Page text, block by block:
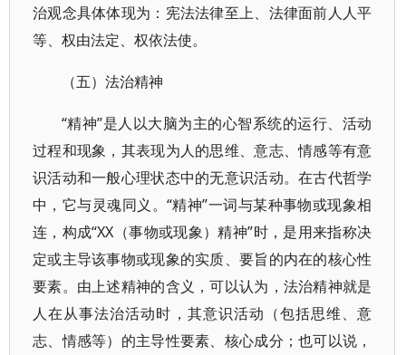
治观念具体体现为：宪法法律至上、法律面前人人平
等、权由法定、权依法使。
（五）法治精神
“精神”是人以大脑为主的心智系统的运行、活动
过程和现象，其表现为人的思维、意志、情感等有意
识活动和一般心理状态中的无意识活动。在古代哲学
中，它与灵魂同义。“精神”一词与某种事物或现象相
连，构成“XX（事物或现象）精神”时，是用来指称决
定或主导该事物或现象的实质、要旨的内在的核心性
要素。由上述精神的含义，可以认为，法治精神就是
人在从事法治活动时，其意识活动（包括思维、意
志、情感等）的主导性要素、核心成分；也可以说，